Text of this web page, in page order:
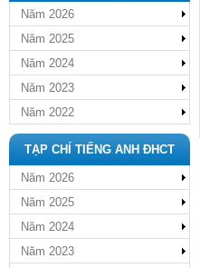
Năm 2026
Năm 2025
Năm 2024
Năm 2023
Năm 2022
TẠP CHÍ TIẾNG ANH ĐHCT
Năm 2026
Năm 2025
Năm 2024
Năm 2023